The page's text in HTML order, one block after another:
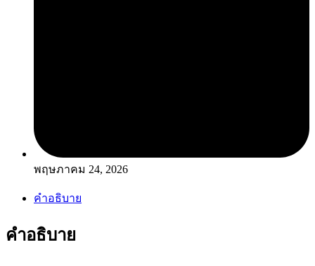
พฤษภาคม 24, 2026
คำอธิบาย
คำอธิบาย